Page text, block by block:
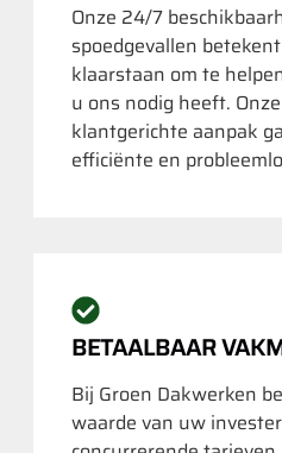
Onze 24/7
spoedgevallen
klaarstaan om te
u ons nodig heeft.
klantgerichte aanpak
efficiënte en
BETAALBAAR
Bij Groen Dakwerken
waarde van uw